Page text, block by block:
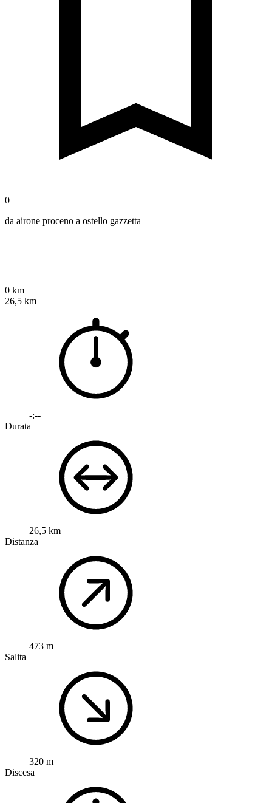
0
da airone proceno a ostello gazzetta
0 km
26,5 km
-:--
Durata
26,5 km
Distanza
473 m
Salita
320 m
Discesa